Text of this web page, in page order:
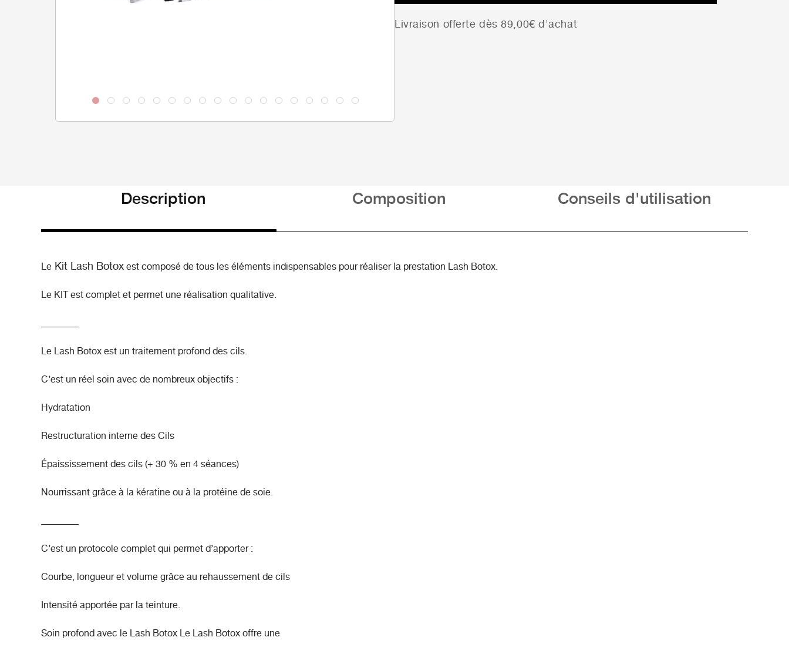
Livraison offerte dès 89,00€ d'achat
Description Composition Conseils d'utilisation
Le Kit Lash Botoxest composé de tous les éléments indispensables pour réaliser la prestation Lash Botox.
Le KIT est complet et permet une réalisation qualitative.
________
Le Lash Botoxest un traitement profond des cils.
C’est un réel soin avec de nombreux objectifs :
Hydratation
Restructuration interne des Cils
Épaississement des cils (+ 30 % en 4 séances)
Nourrissant grâce à la kératine ou à la protéine de soie.
________
C’est un protocole complet qui permet d’apporter :
Courbe, longueur et volume grâce au rehaussement de cils
Intensité apportée par la teinture.
Soin profond avec le Lash Botox Le Lash Botox offre une